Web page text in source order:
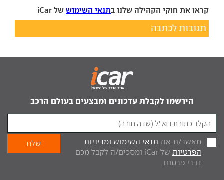
קראו את חוקי הקהילה שלנו בתנאי השימוש של iCar
תגובות לכתבה
הירשמו לקבלת עדכונים ומבצעים בעולם הרכב
מאשר/ת את תנאי השימוש ומדיניות
הפרטיות
של iCar ומסכים/ה לקבל מכם
דברי פרסום.